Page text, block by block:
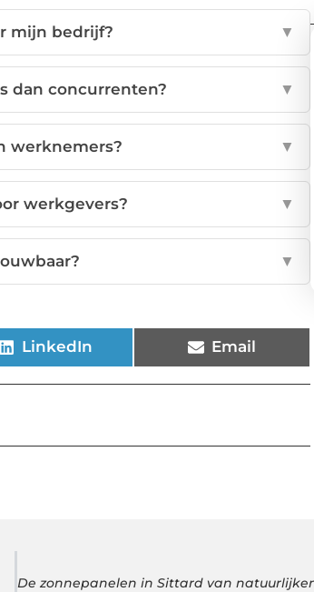
mijn bedrijf? ▼
dan concurrenten? ▼
werknemers? ▼
werkgevers? ▼
▼
LinkedIn Email